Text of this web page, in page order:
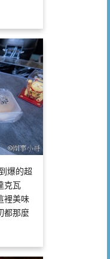
爆的超
克瓦
裡美味
都那麼